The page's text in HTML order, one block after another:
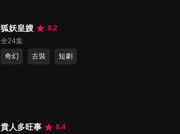
狐妖皇嫂
8.2
全24集
奇幻
古裝 短劇
貴人多旺事
8.4